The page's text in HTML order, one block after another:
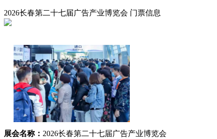
2026长春第二十七届广告产业博览会 门票信息
展会名称： 2026长春第二十七届广告产业博览会